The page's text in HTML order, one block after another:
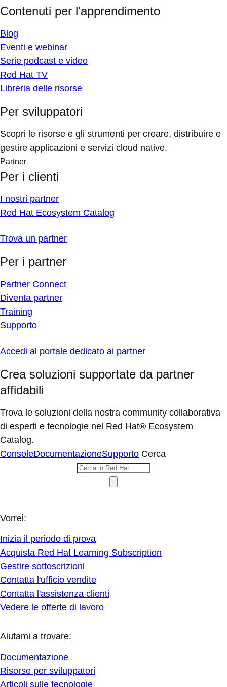
Contenuti per l'apprendimento
Blog
Eventi e webinar
Serie podcast e video
Red Hat TV
Libreria delle risorse
Per sviluppatori
Scopri le risorse e gli strumenti per creare, distribuire e
gestire applicazioni e servizi cloud native.
Partner
Per i clienti
I nostri partner
Red Hat Ecosystem Catalog
Trova un partner
Per i partner
Partner Connect
Diventa partner
Training
Supporto
Accedi al portale dedicato ai partner
Crea soluzioni supportate da partner
affidabili
Trova le soluzioni della nostra community collaborativa
di esperti e tecnologie nel Red Hat® Ecosystem
Catalog.
ConsoleDocumentazioneSupporto Cerca
Vorrei:
Inizia il periodo di prova
Acquista Red Hat Learning Subscription
Gestire sottoscrizioni
Contatta l'ufficio vendite
Contatta l'assistenza clienti
Vedere le offerte di lavoro
Aiutami a trovare:
Documentazione
Risorse per sviluppatori
Articoli sulle tecnologie